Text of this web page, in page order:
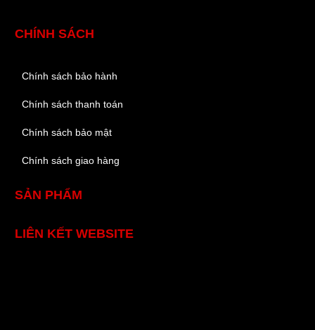
CHÍNH SÁCH
Chính sách bảo hành
Chính sách thanh toán
Chính sách bảo mật
Chính sách giao hàng
SẢN PHẨM
LIÊN KẾT WEBSITE